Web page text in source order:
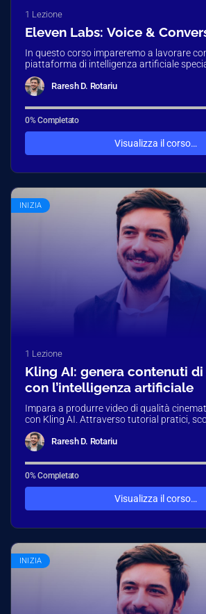
1 Lezione
Eleven Labs: Voice &
In questo corso impareremo a lavorare
piattaforma di intelligenza artificiale
sintesi vocale avanzata, capace…
Raresh D. Rotariu
0% Completato
Visualizza il corso…
INIZIA
1 Lezione
Kling AI: genera contenuti
con l’intelligenza artificiale
Impara a produrre video di qualità
con Kling AI. Attraverso tutorial pratici,
prompt avanzati,…
Raresh D. Rotariu
0% Completato
Visualizza il corso…
INIZIA